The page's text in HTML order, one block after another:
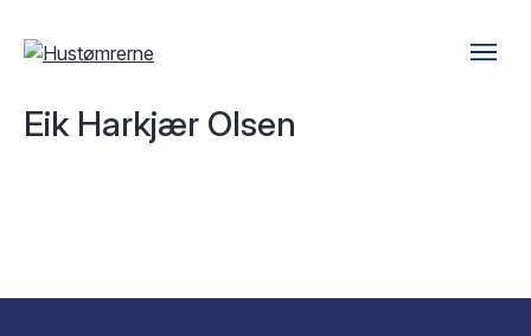
Eik Harkjær Olsen